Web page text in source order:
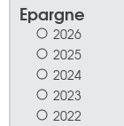
Epargne
2026
2025
2024
2023
2022